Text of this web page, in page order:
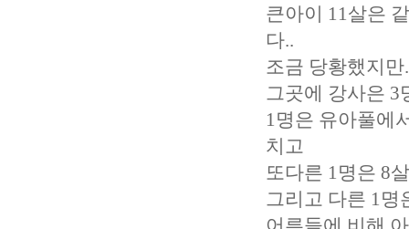
큰아이 11살은
다..
조금 당황했지
그곳에 강사은 3
1명은 유아풀에
치고
또다른 1명은 8
그리고 다른 1명